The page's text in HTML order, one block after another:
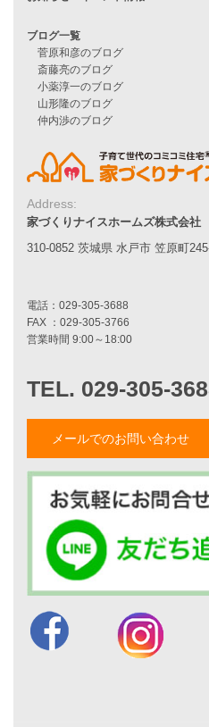
Sシリーズ
シンプルな平屋
家づくりナイスホームズの家づく
エコハウス
耐震性能
家づくりの流れ
7つのポイント
アフターメンテナンス
平屋をお考えの方へ
二世帯住宅をお考えの方へ
リフォームをお考えの方へ
家づくりナイスホームズについて
家づくりへの想い
スタッフ紹介
職人紹介
採用情報
お知らせ・イベント情報
ブログ一覧
菅原和彦のブログ
斎藤亮のブログ
小薬淳一のブログ
山形隆のブログ
Address:
家づくりナイスホームズ株式会社
310-0852 茨城県 水戸市 笠原町
メールでのお問い合わせ